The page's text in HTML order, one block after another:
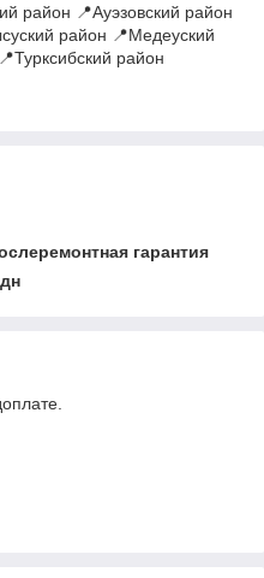
район 📍Ауэзовский район
район 📍Медеуский
район
гарантия